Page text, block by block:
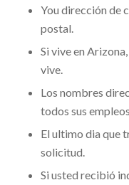
You dirección de
postal.
Si vive en
vive.
Los nombres
todos sus
El ultimo dia que
solicitud.
Si usted recibió